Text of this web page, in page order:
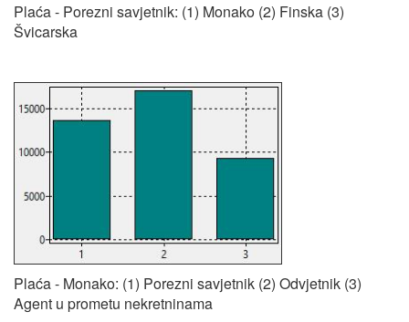
Plaća - Porezni savjetnik: (1) Monako (2) Finska (3)
Švicarska
Plaća - Monako: (1) Porezni savjetnik (2) Odvjetnik (3)
Agent u prometu nekretninama